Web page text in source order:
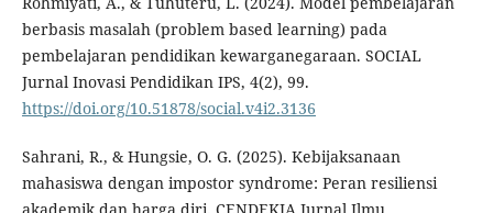
berbasis masalah (problem based learning) pada
pembelajaran pendidikan kewarganegaraan. SOCIAL
Jurnal Inovasi Pendidikan IPS, 4(2), 99.
https://doi.org/10.51878/social.v4i2.3136
Sahrani, R., & Hungsie, O. G. (2025). Kebijaksanaan
mahasiswa dengan impostor syndrome: Peran resiliensi
akademik dan harga diri. CENDEKIA Jurnal Ilmu